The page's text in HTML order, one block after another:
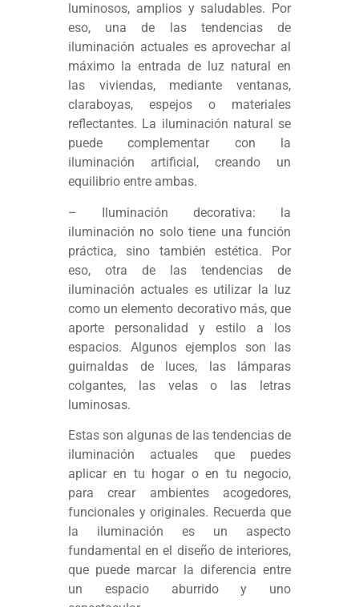
luminosos, amplios y saludables. Por
eso, una de las tendencias de
iluminación actuales es aprovechar al
máximo la entrada de luz natural en
las viviendas, mediante ventanas,
claraboyas, espejos o materiales
reflectantes. La iluminación natural se
puede complementar con la
iluminación artificial, creando un
equilibrio entre ambas.
– Iluminación decorativa: la
iluminación no solo tiene una función
práctica, sino también estética. Por
eso, otra de las tendencias de
iluminación actuales es utilizar la luz
como un elemento decorativo más, que
aporte personalidad y estilo a los
espacios. Algunos ejemplos son las
guirnaldas de luces, las lámparas
colgantes, las velas o las letras
luminosas.
Estas son algunas de las tendencias de
iluminación actuales que puedes
aplicar en tu hogar o en tu negocio,
para crear ambientes acogedores,
funcionales y originales. Recuerda que
la iluminación es un aspecto
fundamental en el diseño de interiores,
que puede marcar la diferencia entre
un espacio aburrido y uno